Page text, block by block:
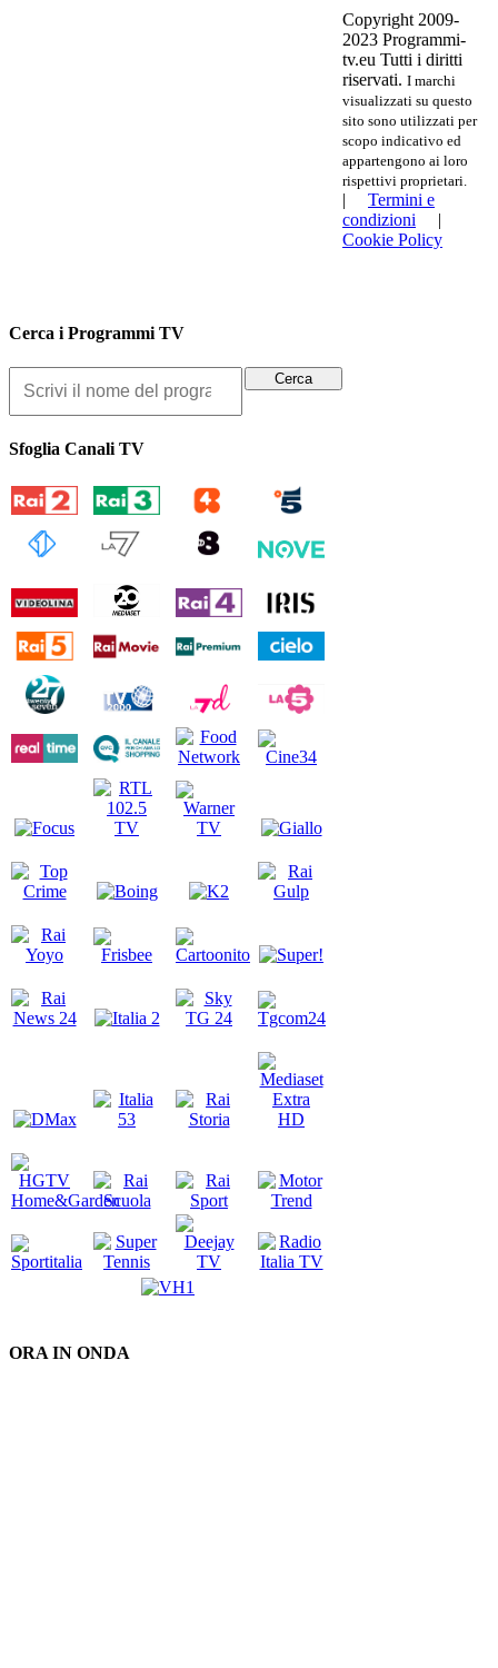
Cerca i Programmi TV
Sfoglia Canali TV
ORA IN ONDA
Copyright 2009-
2023 Programmi-
tv.eu Tutti i diritti
riservati. I marchi
visualizzati su questo
sito sono utilizzati per
scopo indicativo ed
appartengono ai loro
rispettivi proprietari.
| Termini e
condizioni |
Cookie Policy